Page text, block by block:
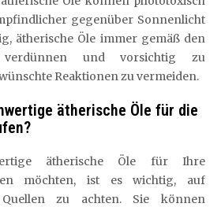
gegenüber Sonnenlicht
ätherische Öle immer gemäß den
verdünnen und vorsichtig zu
Reaktionen zu vermeiden.
ätherische Öle für die
ätherische Öle für Ihre
möchten, ist es wichtig, auf
Quellen zu achten. Sie können